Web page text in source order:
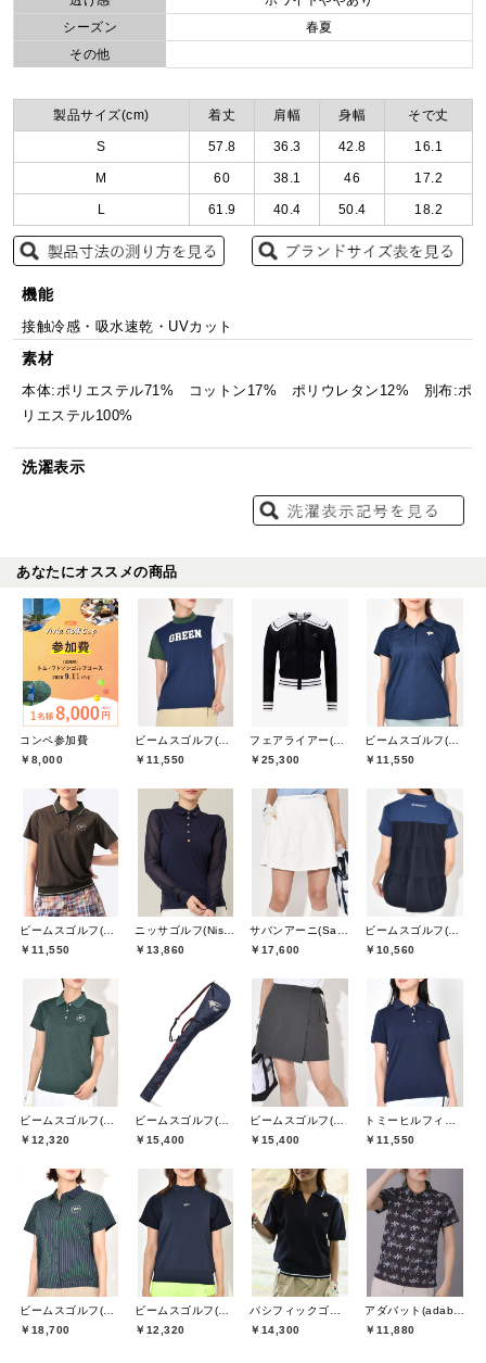
シーズン
春夏
その他
製品サイズ(cm) 着丈 肩幅 身幅 そで丈
S 57.8 36.3 42.8 16.1
M 60 38.1 46 17.2
L 61.9 40.4 50.4 18.2
機能
接触冷感・吸水速乾・UVカット
素材
本体:ポリエステル71% コットン17% ポリウレタン12% 別布:ポ
リエステル100%
洗濯表示
あなたにオススメの商品
コンペ参加費
￥8,000
￥11,550
￥25,300
￥11,550
￥11,550
￥13,860
￥17,600
￥10,560
￥12,320
￥15,400
￥15,400
￥11,550
￥18,700
￥12,320
￥14,300
￥11,880